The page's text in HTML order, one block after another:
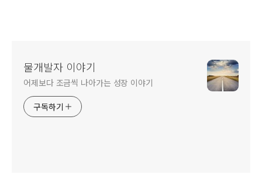
물개발자 이야기
어제보다 조금씩 나아가는 성장 이야기
구독하기